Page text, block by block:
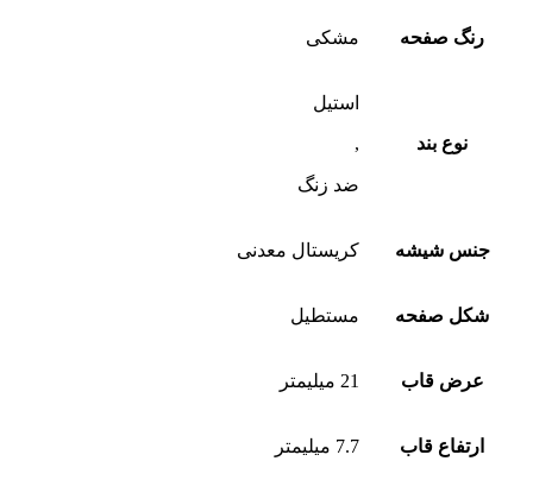
رنگ صفحه مشکی
نوع بند
استیل
,
ضد زنگ
جنس شیشه کریستال معدنی
شکل صفحه مستطیل
عرض قاب 21 میلیمتر
ارتفاع قاب 7.7 میلیمتر